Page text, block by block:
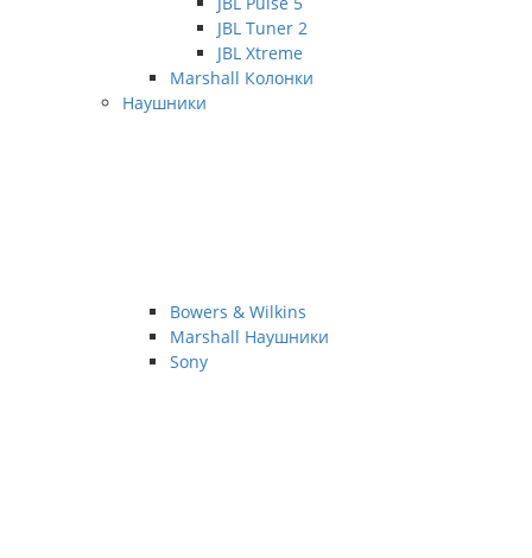
JBL Tuner 2
JBL Xtreme
Marshall Колонки
Наушники
Bowers & Wilkins
Marshall Наушники
Sony